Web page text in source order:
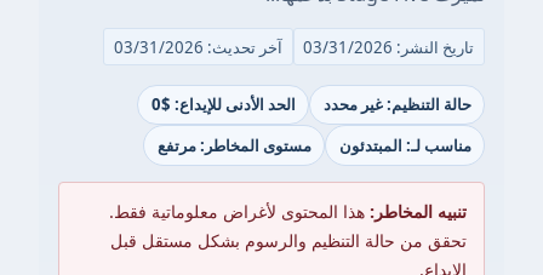
تاريخ النشر: 03/31/2026 آخر تحديث: 03/31/2026
حالة التنظيم: غير محدد
الحد الأدنى للإيداع: $0
مناسب لـ: المبتدئون
مستوى المخاطر: مرتفع
تنبيه المخاطر: هذا المحتوى لأغراض معلوماتية فقط.
تحقق من حالة التنظيم والرسوم بشكل مستقل قبل
الإيداع.